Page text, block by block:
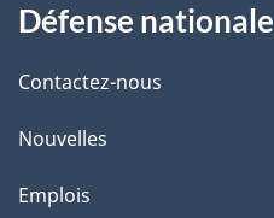
propos
de
ce
site
Défense nationale
Contactez-nous
Nouvelles
Emplois